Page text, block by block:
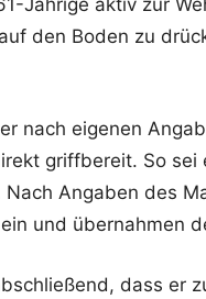
Jährige aktiv zur
den Boden zu
nach eigenen
griffbereit. So sei
Angaben des
und übernahmen
dass er